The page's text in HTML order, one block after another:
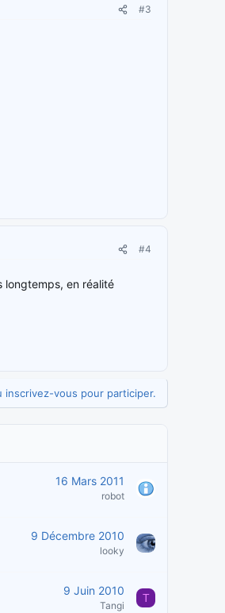
#3
#4
longtemps, en réalité
inscrivez-vous pour participer.
16 Mars 2011
robot
9 Décembre 2010
looky
9 Juin 2010
Tangi
T